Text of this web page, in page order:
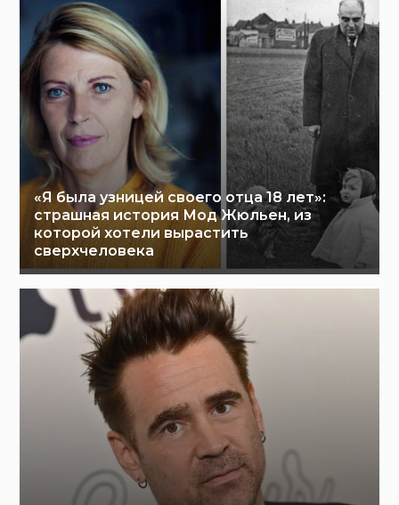
«Я была узницей своего отца 18 лет»:
страшная история Мод Жюльен, из
которой хотели вырастить
сверхчеловека